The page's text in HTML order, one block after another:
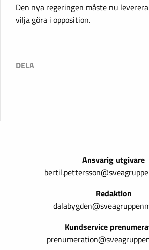
Den nya regeringen måste nu
vilja göra i opposition.
Ansvarig utgivare
Redaktion
Kundservice